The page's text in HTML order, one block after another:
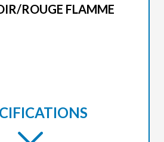
ROUGE FLAMME